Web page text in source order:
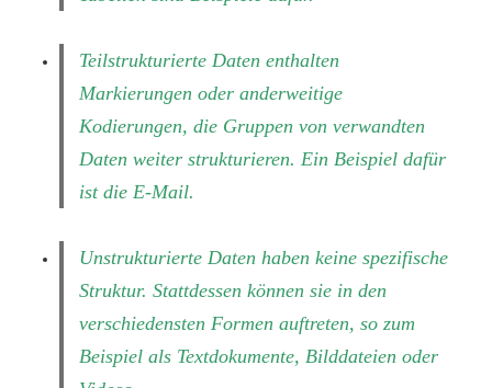
Teilstrukturierte Daten enthalten
Markierungen oder anderweitige
Kodierungen, die Gruppen von verwandten
Daten weiter strukturieren. Ein Beispiel dafür
ist die E-Mail.
Unstrukturierte Daten haben keine spezifische
Struktur. Stattdessen können sie in den
verschiedensten Formen auftreten, so zum
Beispiel als Textdokumente, Bilddateien oder